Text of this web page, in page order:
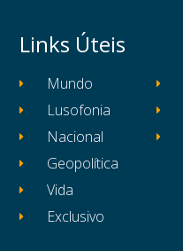
Links Úteis
Mundo
Lusofonia
Nacional
Geopolítica
Vida
Exclusivo